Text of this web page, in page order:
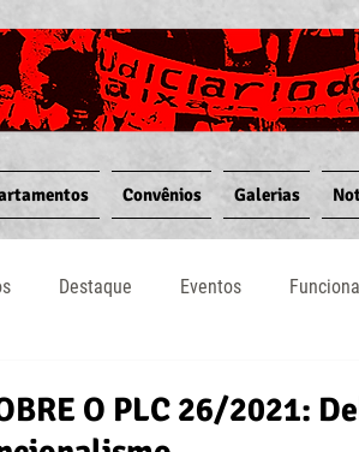
Convênios Galerias
Destaque Eventos
O PLC 26/2021: